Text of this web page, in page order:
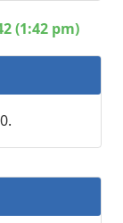
(1:42 pm)